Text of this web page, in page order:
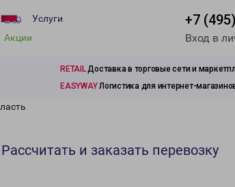
Услуги
Акции
+7
Вход в
RETAILДоставка в торговые сети и
EASYWAYЛогистика для интернет-
Рассчитать и заказать перевозку